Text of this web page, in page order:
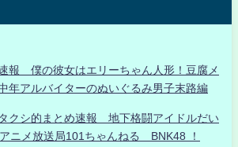
報 僕の彼女はエリーちゃん人形！豆腐メ
年アルバイターのぬいぐるみ男子末路編
クシ的まとめ速報 地下格闘アイドルだい
ニメ放送局101ちゃんねる BNK48 ！